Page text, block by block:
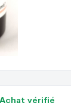
Achat vérifié